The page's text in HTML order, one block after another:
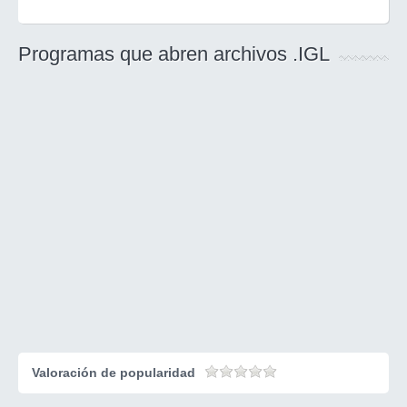
Programas que abren archivos .IGL
Valoración de popularidad